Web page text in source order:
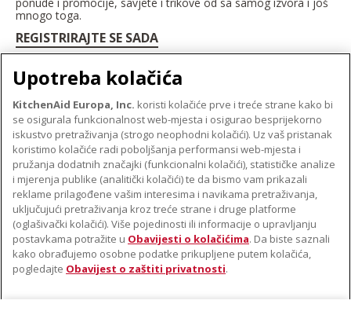
mnogo toga.
REGISTRIRAJTE SE SADA
O TVRTKI KITCHENAID
Robna marka
Povijest
ODR
PODRŠKA
Pronađi trgovinu
Jamstvo i dokumenti
PRATITE NAS
Upotreba kolačića
KitchenAid Europa, Inc. koristi kolačiće prve i treće strane kako bi
se osigurala funkcionalnost web-mjesta i osigurao besprijekorno
iskustvo pretraživanja (strogo neophodni kolačići). Uz vaš pristanak
koristimo kolačiće radi poboljšanja performansi web-mjesta i
pružanja dodatnih značajki (funkcionalni kolačići), statističke analize
i mjerenja publike (analitički kolačići) te da bismo vam prikazali
reklame prilagođene vašim interesima i navikama pretraživanja,
uključujući pretraživanja kroz treće strane i druge platforme
(oglašivački kolačići). Više pojedinosti ili informacije o upravljanju
postavkama potražite u Obavijesti o kolačićima. Da biste saznali
kako obrađujemo osobne podatke prikupljene putem kolačića,
pogledajte Obavijest o zaštiti privatnosti.